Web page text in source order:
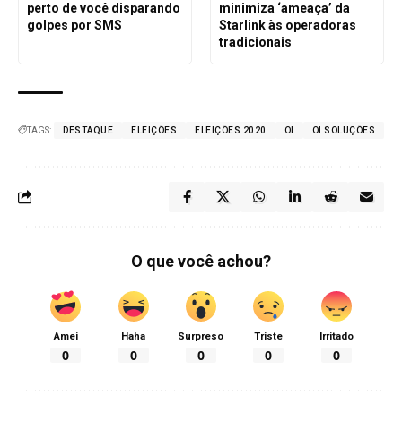
perto de você disparando
golpes por SMS
minimiza ‘ameaça’ da
Starlink às operadoras
tradicionais
TAGS: DESTAQUE ELEIÇÕES ELEIÇÕES 2020 OI OI SOLUÇÕES
O que você achou?
Amei
0
Haha
0
Surpreso
0
Triste
0
Irritado
0